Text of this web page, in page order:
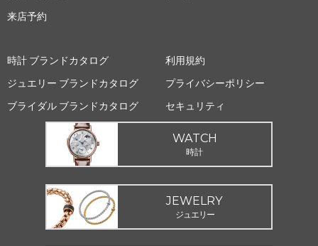
来店予約
時計 ブランドカタログ
ジュエリー ブランドカタログ
ブライダル ブランドカタログ
利用規約
プライバシーポリシー
セキュリティ
WATCH
時計
JEWELRY
ジュエリー